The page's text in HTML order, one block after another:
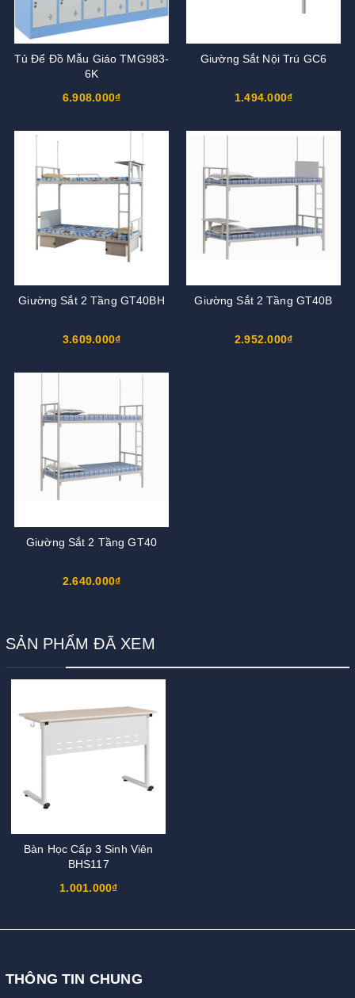
Tủ Để Đồ Mẫu Giáo TMG983-
6K
6.908.000₫
Giường Sắt Nội Trú GC6
1.494.000₫
Giường Sắt 2 Tầng GT40BH
3.609.000₫
Giường Sắt 2 Tầng GT40B
2.952.000₫
Giường Sắt 2 Tầng GT40
2.640.000₫
SẢN PHẨM ĐÃ XEM
Bàn Học Cấp 3 Sinh Viên
BHS117
1.001.000₫
THÔNG TIN CHUNG